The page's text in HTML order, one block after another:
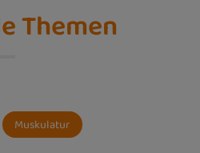
Themen
Muskulatur